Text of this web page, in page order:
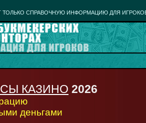
ТОЛЬКО СПРАВОЧНУЮ ИНФОРМАЦИЮ ДЛЯ
КАЗИНО 2026
деньгами